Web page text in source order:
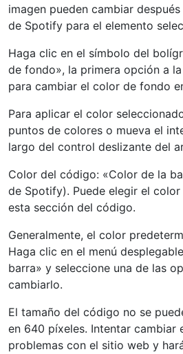
imagen pueden cambiar
de Spotify para el elemento
Haga clic en el símbolo del
de fondo», la primera opción a
para cambiar el color de fondo
Para aplicar el color
puntos de colores o mueva el
largo del control deslizante del
Color del código: «Color de la
de Spotify). Puede elegir el
esta sección del código.
Generalmente, el color
Haga clic en el menú
barra» y seleccione una de las
cambiarlo.
El tamaño del código no se
en 640 píxeles. Intentar cambiar
problemas con el sitio web y